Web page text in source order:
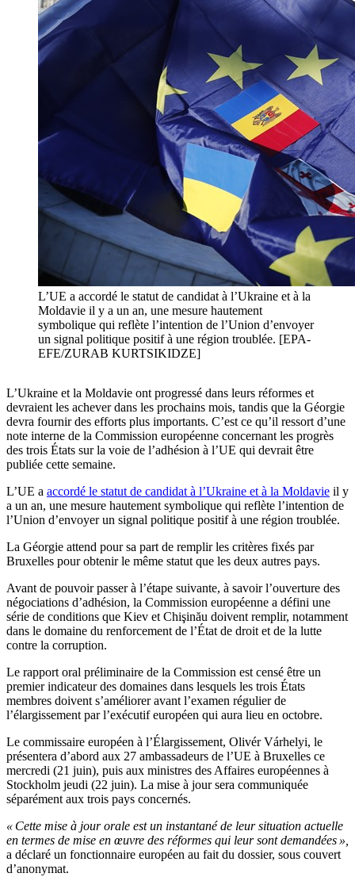
L’UE a accordé le statut de candidat à l’Ukraine et à la
Moldavie il y a un an, une mesure hautement
symbolique qui reflète l’intention de l’Union d’envoyer
un signal politique positif à une région troublée. [EPA-
EFE/ZURAB KURTSIKIDZE]
L’Ukraine et la Moldavie ont progressé dans leurs réformes et
devraient les achever dans les prochains mois, tandis que la Géorgie
devra fournir des efforts plus importants. C’est ce qu’il ressort d’une
note interne de la Commission européenne concernant les progrès
des trois États sur la voie de l’adhésion à l’UE qui devrait être
publiée cette semaine.
L’UE a accordé le statut de candidat à l’Ukraine et à la Moldavie il y
a un an, une mesure hautement symbolique qui reflète l’intention de
l’Union d’envoyer un signal politique positif à une région troublée.
La Géorgie attend pour sa part de remplir les critères fixés par
Bruxelles pour obtenir le même statut que les deux autres pays.
Avant de pouvoir passer à l’étape suivante, à savoir l’ouverture des
négociations d’adhésion, la Commission européenne a défini une
série de conditions que Kiev et Chişinău doivent remplir, notamment
dans le domaine du renforcement de l’État de droit et de la lutte
contre la corruption.
Le rapport oral préliminaire de la Commission est censé être un
premier indicateur des domaines dans lesquels les trois États
membres doivent s’améliorer avant l’examen régulier de
l’élargissement par l’exécutif européen qui aura lieu en octobre.
Le commissaire européen à l’Élargissement, Olivér Várhelyi, le
présentera d’abord aux 27 ambassadeurs de l’UE à Bruxelles ce
mercredi (21 juin), puis aux ministres des Affaires européennes à
Stockholm jeudi (22 juin). La mise à jour sera communiquée
séparément aux trois pays concernés.
« Cette mise à jour orale est un instantané de leur situation actuelle
en termes de mise en œuvre des réformes qui leur sont demandées »,
a déclaré un fonctionnaire européen au fait du dossier, sous couvert
d’anonymat.